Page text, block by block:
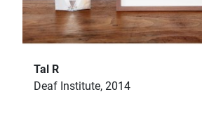
Tal R
Deaf Institute, 2014